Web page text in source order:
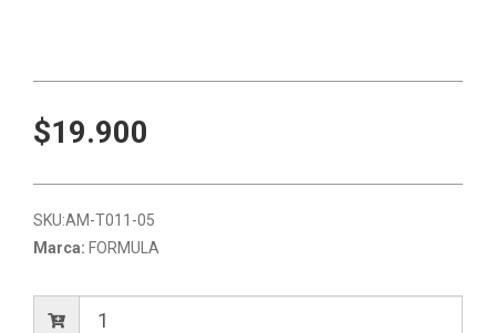
$19.900
SKU:AM-T011-05
Marca: FORMULA